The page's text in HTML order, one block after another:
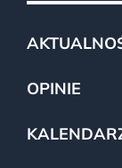
OPINIE